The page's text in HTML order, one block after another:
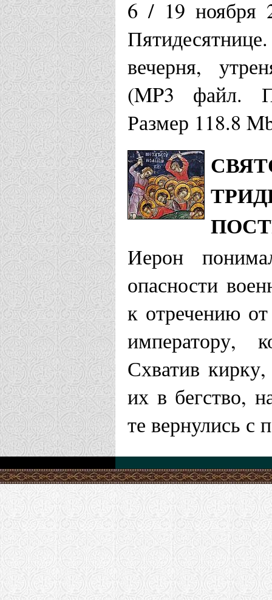
6 / 19 ноября
вечерня,
(MP3 файл.
Размер 118.8
Иерон
опасности
к отречению
императору,
Схватив
их в бегство,
те вернулись с